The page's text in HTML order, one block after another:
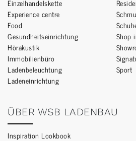
Einzelhandelskette
Experience centre
Food
Gesundheitseinrichtung
Hörakustik
Immobilienbüro
Ladenbeleuchtung
Ladeneinrichtung
Shop
Sport
ÜBER WSB LADENBAU
Inspiration Lookbook